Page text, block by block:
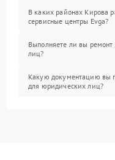
В каких районах Кирова
сервисные центры Evga?
Выполняете ли вы
лиц?
Какую документацию вы
для юридических лиц?